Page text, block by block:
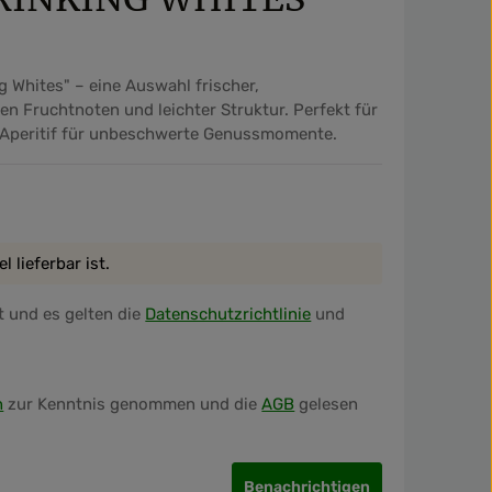
Whites" – eine Auswahl frischer,
Fruchtnoten und leichter Struktur. Perfekt für
für unbeschwerte Genussmomente.
lieferbar ist.
und es gelten die Datenschutzrichtlinie und
zur Kenntnis genommen und dieAGB gelesen
Benachrichtigen